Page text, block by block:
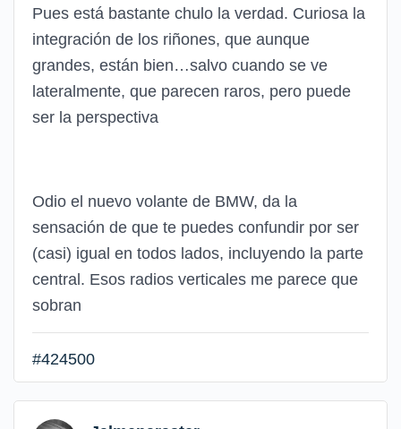
Pues está bastante chulo la verdad. Curiosa la
integración de los riñones, que aunque
grandes, están bien…salvo cuando se ve
lateralmente, que parecen raros, pero puede
ser la perspectiva
Odio el nuevo volante de BMW, da la
sensación de que te puedes confundir por ser
(casi) igual en todos lados, incluyendo la parte
central. Esos radios verticales me parece que
sobran
#424500